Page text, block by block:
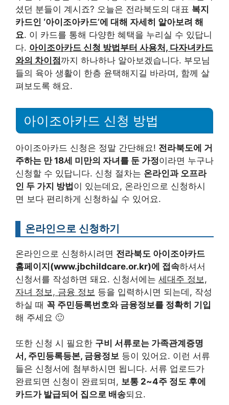
셨던 분들이 계시죠? 오늘은 전라북도의 대표 복지
카드인 ‘아이조아카드’에 대해 자세히 알아보려 해
요. 이 카드를 통해 다양한 혜택을 누리실 수 있답니
다. 아이조아카드 신청 방법부터 사용처, 다자녀카드
와의 차이점까지 하나하나 알아보겠습니다. 부모님
들의 육아 생활이 한층 윤택해지길 바라며, 함께 살
펴보도록 해요.
아이조아카드 신청 방법
아이조아카드 신청은 정말 간단해요! 전라북도에 거
주하는 만 18세 미만의 자녀를 둔 가정이라면 누구나
신청할 수 있답니다. 신청 절차는 온라인과 오프라
인 두 가지 방법이 있는데요, 온라인으로 신청하시
면 보다 편리하게 신청하실 수 있어요.
온라인으로 신청하기
온라인으로 신청하시려면 전라북도 아이조아카드
홈페이지(www.jbchildcare.or.kr)에 접속하셔서
신청서를 작성하면 돼요. 신청서에는 세대주 정보,
자녀 정보, 금융 정보 등을 입력하시면 되는데, 작성
하실 때 꼭 주민등록번호와 금융정보를 정확히 기입
해 주세요 🙂
또한 신청 시 필요한 구비 서류로는 가족관계증명
서, 주민등록등본, 금융정보 등이 있어요. 이런 서류
들은 신청서에 첨부하시면 됩니다. 서류 업로드가
완료되면 신청이 완료되며, 보통 2~4주 정도 후에
카드가 발급되어 집으로 배송되요.